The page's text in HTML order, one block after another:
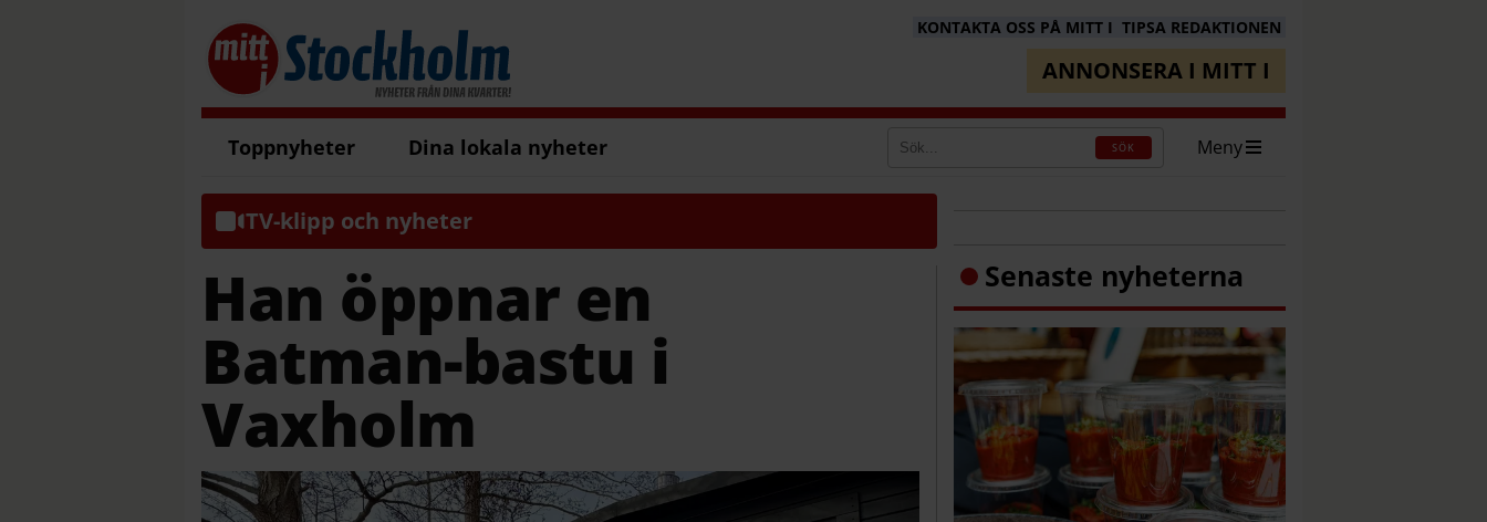
KONTAKTA OSS PÅ MITT I TIPSA REDAKTIONEN
ANNONSERA I MITT I
Toppnyheter Dina lokala nyheter SÖK Meny
TV-klipp och nyheter
Han öppnar en
Batman-bastu i
Vaxholm
Senaste nyheterna